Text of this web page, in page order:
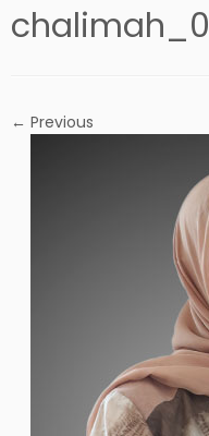
chalimah_0
← Previous